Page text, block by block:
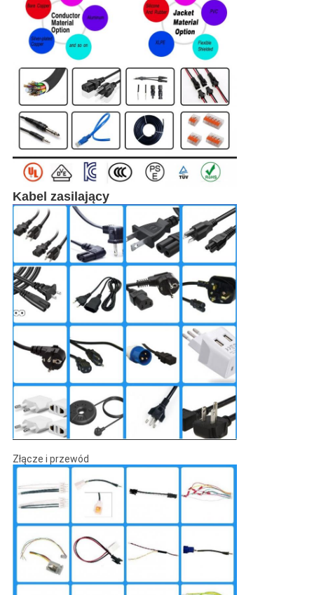
Kabel zasilający
Złącze i przewód